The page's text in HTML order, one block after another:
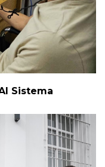
Sistema